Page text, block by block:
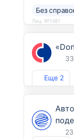
Без
Лиц. №1481
Еще 2